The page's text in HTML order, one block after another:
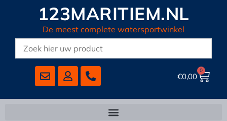
123MARITIEM.NL
De meest complete watersportwinkel
€0,00
0